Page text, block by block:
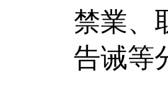
禁業、
告诫等